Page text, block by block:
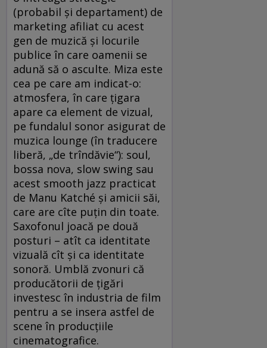
(probabil şi departament) de
marketing afiliat cu acest
gen de muzică şi locurile
publice în care oamenii se
adună să o asculte. Miza este
cea pe care am indicat-o:
atmosfera, în care ţigara
apare ca element de vizual,
pe fundalul sonor asigurat de
muzica lounge (în traducere
liberă, „de trîndăvie“): soul,
bossa nova, slow swing sau
acest smooth jazz practicat
de Manu Katché şi amicii săi,
care are cîte puţin din toate.
Saxofonul joacă pe două
posturi – atît ca identitate
vizuală cît şi ca identitate
sonoră. Umblă zvonuri că
producătorii de ţigări
investesc în industria de film
pentru a se insera astfel de
scene în producţiile
cinematografice.